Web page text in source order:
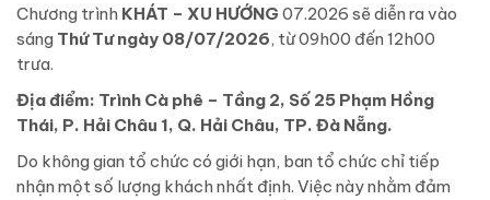
Chương trình KHÁT – XU HƯỚNG 07.2026 sẽ diễn ra vào
sáng Thứ Tư ngày 08/07/2026, từ 09h00 đến 12h00
trưa.
Địa điểm: Trình Cà phê – Tầng 2, Số 25 Phạm Hồng
Thái, P. Hải Châu 1, Q. Hải Châu, TP. Đà Nẵng.
Do không gian tổ chức có giới hạn, ban tổ chức chỉ tiếp
nhận một số lượng khách nhất định. Việc này nhằm đảm